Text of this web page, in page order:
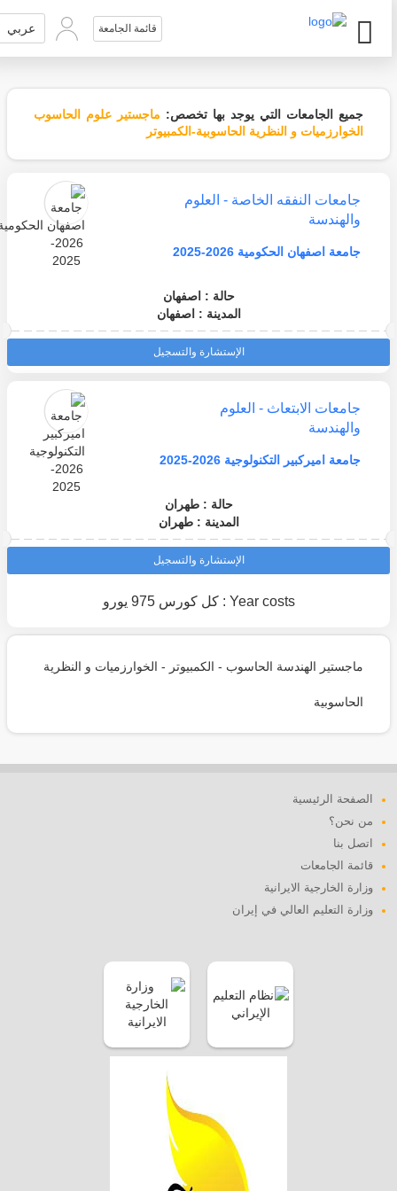
قائمة الجامعة عربي
جميع الجامعات التي يوجد بها تخصص: ماجستير علوم الحاسوب
الخوارزميات و النظرية الحاسوبية-الكمبيوتر
جامعات النفقه الخاصة - العلوم
والهندسة
جامعة اصفهان الحكومية 2026-2025
حالة : اصفهان
المدينة : اصفهان
الإستشارة والتسجيل
جامعات الابتعاث - العلوم
والهندسة
جامعة اميركبير التكنولوجية 2026-2025
حالة : طهران
المدينة : طهران
الإستشارة والتسجيل
Year costs : كل كورس 975 يورو
ماجستير الهندسة الحاسوب - الكمبيوتر - الخوارزميات و النظرية
الحاسوبية
الصفحة الرئيسية
من نحن؟
اتصل بنا
قائمة الجامعات
وزارة الخارجية الايرانية
وزارة التعليم العالي في إيران